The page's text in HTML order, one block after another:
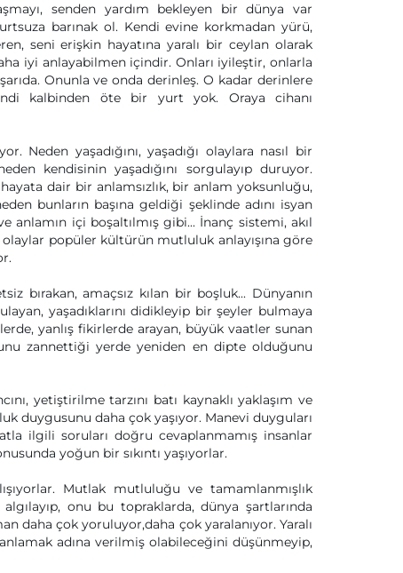
senden yardım bekleyen bir dünya var
barınak ol. Kendi evine korkmadan yürü,
seni erişkin hayatına yaralı bir ceylan olarak
iyi anlayabilmen içindir. Onları iyileştir, onlarla
Onunla ve onda derinleş. O kadar derinlere
kalbinden öte bir yurt yok. Oraya cihanı
Neden yaşadığını, yaşadığı olaylara nasıl bir
kendisinin yaşadığını sorgulayıp duruyor.
dair bir anlamsızlık, bir anlam yoksunluğu,
bunların başına geldiği şeklinde adını isyan
anlamın içi boşaltılmış gibi... İnanç sistemi, akıl
olaylar popüler kültürün mutluluk anlayışına göre
bırakan, amaçsız kılan bir boşluk... Dünyanın
yaşadıklarını didikleyip bir şeyler bulmaya
yanlış fikirlerde arayan, büyük vaatler sunan
zannettiği yerde yeniden en dipte olduğunu
yetiştirilme tarzını batı kaynaklı yaklaşım ve
duygusunu daha çok yaşıyor. Manevi duyguları
ilgili soruları doğru cevaplanmamış insanlar
yoğun bir sıkıntı yaşıyorlar.
Mutlak mutluluğu ve tamamlanmışlık
onu bu topraklarda, dünya şartlarında
daha çok yoruluyor,daha çok yaralanıyor. Yaralı
adına verilmiş olabileceğini düşünmeyip,